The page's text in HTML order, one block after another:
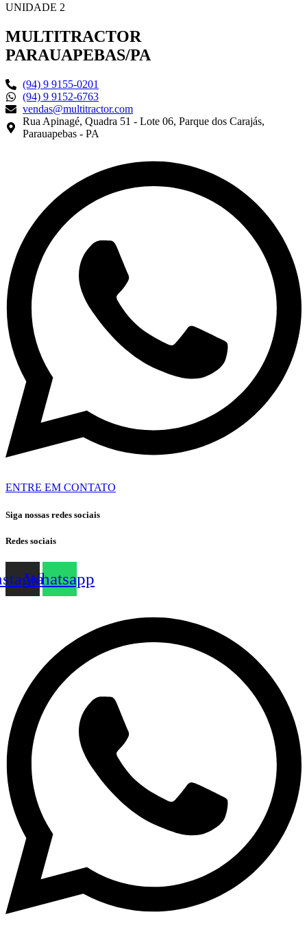
UNIDADE 2
MULTITRACTOR
PARAUAPEBAS/PA
(94) 9 9155-0201
(94) 9 9152-6763
vendas@multitractor.com
Rua Apinagé, Quadra 51 - Lote 06, Parque dos Carajás,
Parauapebas - PA
ENTRE EM CONTATO
Siga nossas redes sociais
Redes sociais
Whatsapp